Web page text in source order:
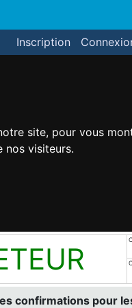
site, pour vous
nos visiteurs.
Inscription
confirmations pour